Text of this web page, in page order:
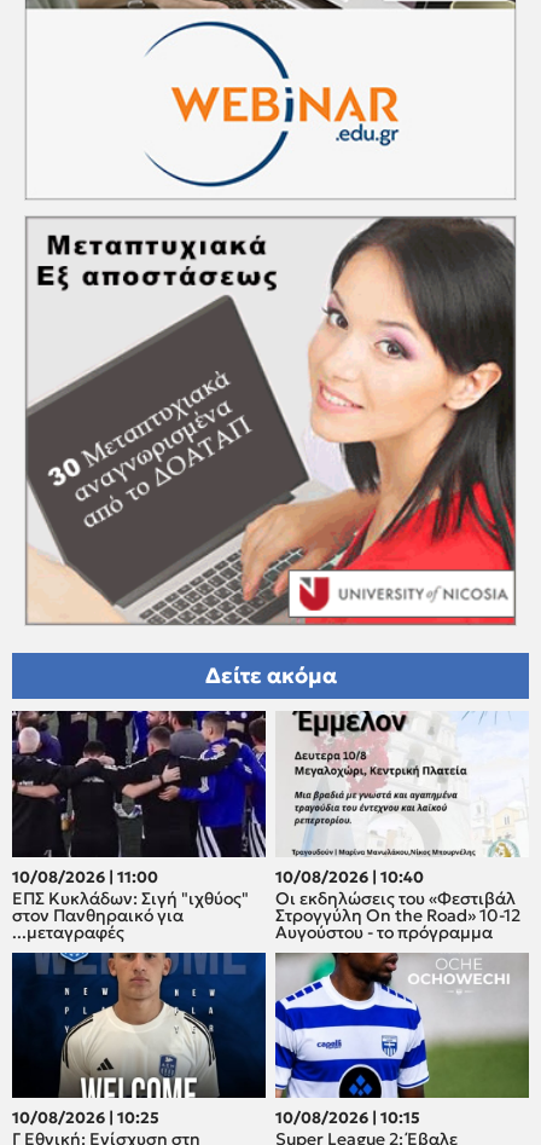
Δείτε ακόμα
10/08/2026 | 11:00
ΕΠΣ Κυκλάδων: Σιγή "ιχθύος"
στον Πανθηραικό για
...μεταγραφές
10/08/2026 | 10:40
Οι εκδηλώσεις του «Φεστιβάλ
Στρογγύλη On the Road» 10-12
Αυγούστου - το πρόγραμμα
10/08/2026 | 10:25
Γ Εθνική: Ενίσχυση στη
10/08/2026 | 10:15
Super League 2: Έβαλε